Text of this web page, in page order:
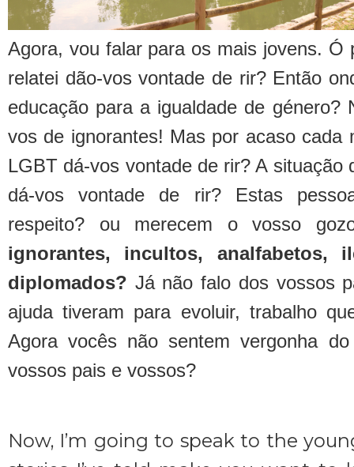
Agora, vou falar para os mais jovens. Ó
relatei dão-vos vontade de rir? Então
educação para a igualdade de género?
vos de ignorantes! Mas por acaso cada
LGBT dá-vos vontade de rir? A situação
dá-vos vontade de rir? Estas
respeito? ou merecem o vosso
ignorantes, incultos, analfabetos,
diplomados? Já não falo dos vossos
ajuda tiveram para evoluir, trabalho
Agora vocês não sentem vergonha
vossos pais e vossos?
Now, I’m going to speak to the